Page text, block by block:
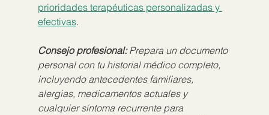
prioridades terapéuticas personalizadas y
efectivas.
Consejo profesional: Prepara un documento
personal con tu historial médico completo,
incluyendo antecedentes familiares,
alergias, medicamentos actuales y
cualquier síntoma recurrente para